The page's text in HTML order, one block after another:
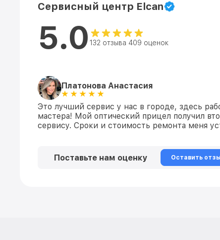
Сервисный центр Elcan
5.0 132 отзыва 409 оценок
Платонова Анастасия
Это лучший сервис у нас в городе, здесь
мастера! Мой оптический прицел получил
сервису. Сроки и стоимость ремонта меня
Поставьте нам оценку Оставить